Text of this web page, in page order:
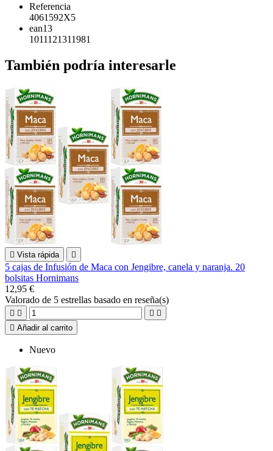
Referencia
4061592X5
ean13
1011121311981
También podría interesarle
 Vista rápida 
5 cajas de Infusión de Maca con Jengibre, canela y naranja. 20
bolsitas Hornimans
12,95 €
Valorado de 5 estrellas basado en reseña(s)
   
 Añadir al carrito
Nuevo